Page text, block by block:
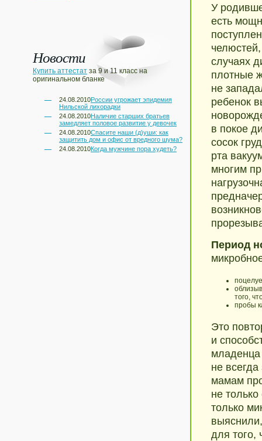
Новости
Купить аттестат за 9 и 11 класс на
оригинальном бланке
24.08.2010России угрожает эпидемия
Нильской лихорадки
24.08.2010Наличие старших братьев
замедляет половое развитие у девочек
24.08.2010Спасите наши (д)уши: как
защитить дом и офис от вредного шума?
24.08.2010Когда мужчине пора худеть?
У
есть
случаях
плотные
не
ребенок
в покое
сосок
рта
многим
Период
того,
пробы
Это
и
не
мамам
не
только
для того,